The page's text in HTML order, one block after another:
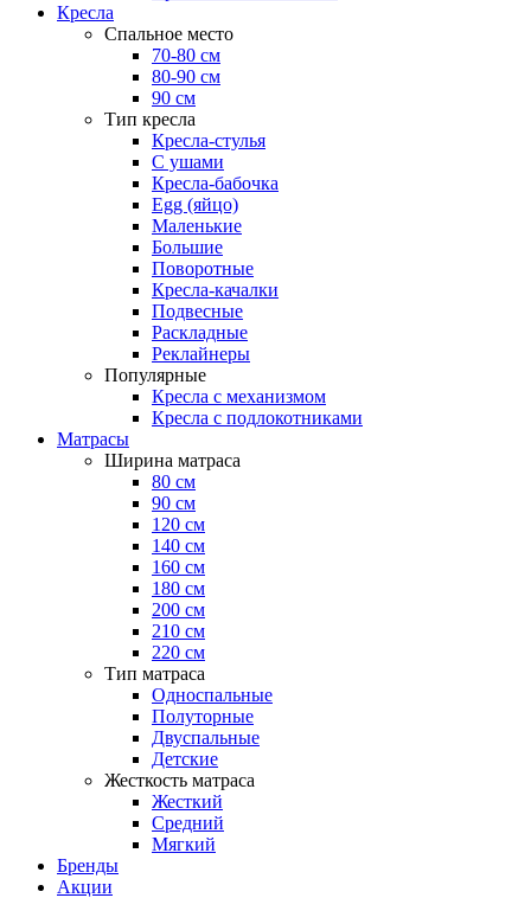
Кресла
Спальное место
70-80 см
80-90 см
90 см
Тип кресла
Кресла-стулья
С ушами
Кресла-бабочка
Egg (яйцо)
Маленькие
Большие
Поворотные
Кресла-качалки
Подвесные
Раскладные
Реклайнеры
Популярные
Кресла с механизмом
Кресла с подлокотниками
Матрасы
Ширина матраса
80 см
90 см
120 см
140 см
160 см
180 см
200 см
210 см
220 см
Тип матраса
Односпальные
Полуторные
Двуспальные
Детские
Жесткость матраса
Жесткий
Средний
Мягкий
Бренды
Акции